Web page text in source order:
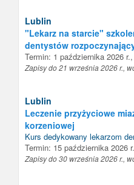
Lublin
"Lekarz na starcie"
dentystów
Termin: 1 października 2026
Zapisy do 21 września 2026 r.,
Lublin
Leczenie przyżyciowe
korzeniowej
Kurs dedykowany lekarzom
Termin: 15 października 2026
Zapisy do 30 września 2026 r.,